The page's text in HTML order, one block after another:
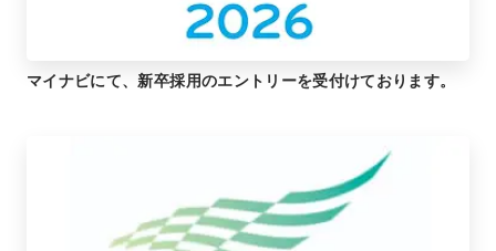
マイナビにて、新卒採用のエントリーを受付けております。